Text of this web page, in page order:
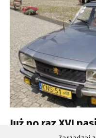
Już po raz XVI